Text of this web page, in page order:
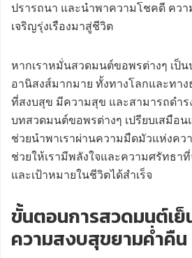
ปรารถนา และนำพาความโชคดี ควา
เจริญรุ่งเรืองมาสู่ชีวิต
หากเราหมั่นสวดมนต์ขอพรต่างๆ เป็น
อานิสงส์มากมาย ทั้งทางโลกและทาง
ที่สงบสุข มีความสุข และสามารถดำร
บทสวดมนต์ขอพรต่างๆ เปรียบเสมือน
ช่วยนำพาเราผ่านความมืดมัวแห่งค
ช่วยให้เรามีพลังใจและความศรัทธา
และเป้าหมายในชีวิตได้สำเร็จ
ขั้นตอนการสวดมนต์เย็
ความสงบสุขยามค่ำคืน